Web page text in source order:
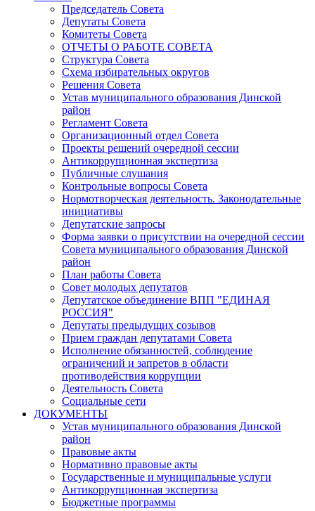
Председатель Совета
Депутаты Совета
Комитеты Совета
ОТЧЕТЫ О РАБОТЕ СОВЕТА
Структура Совета
Схема избирательных округов
Решения Совета
Устав муниципального образования Динской
район
Регламент Совета
Организационный отдел Совета
Проекты решений очередной сессии
Антикоррупционная экспертиза
Публичные слушания
Контрольные вопросы Совета
Нормотворческая деятельность. Законодательные
инициативы
Депутатские запросы
Форма заявки о присутствии на очередной сессии
Совета муниципального образования Динской
район
План работы Совета
Совет молодых депутатов
Депутатское объединение ВПП "ЕДИНАЯ
РОССИЯ"
Депутаты предыдущих созывов
Прием граждан депутатами Совета
Исполнение обязанностей, соблюдение
ограничений и запретов в области
противодействия коррупции
Деятельность Совета
Социальные сети
ДОКУМЕНТЫ
Устав муниципального образования Динской
район
Правовые акты
Нормативно правовые акты
Государственные и муниципальные услуги
Антикоррупционная экспертиза
Бюджетные программы